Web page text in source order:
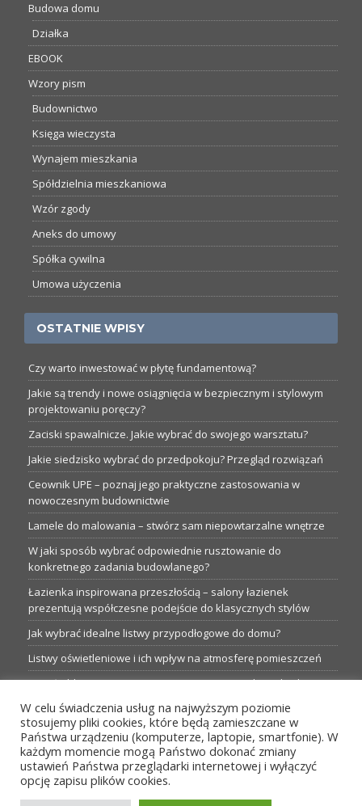
Budowa domu
Działka
EBOOK
Wzory pism
Budownictwo
Księga wieczysta
Wynajem mieszkania
Spółdzielnia mieszkaniowa
Wzór zgody
Aneks do umowy
Spółka cywilna
Umowa użyczenia
OSTATNIE WPISY
Czy warto inwestować w płytę fundamentową?
Jakie są trendy i nowe osiągnięcia w bezpiecznym i stylowym
projektowaniu poręczy?
Zaciski spawalnicze. Jakie wybrać do swojego warsztatu?
Jakie siedzisko wybrać do przedpokoju? Przegląd rozwiązań
Ceownik UPE – poznaj jego praktyczne zastosowania w
nowoczesnym budownictwie
Lamele do malowania – stwórz sam niepowtarzalne wnętrze
W jaki sposób wybrać odpowiednie rusztowanie do
konkretnego zadania budowlanego?
Łazienka inspirowana przeszłością – salony łazienek
prezentują współczesne podejście do klasycznych stylów
Jak wybrać idealne listwy przypodłogowe do domu?
Listwy oświetleniowe i ich wpływ na atmosferę pomieszczeń
Garaże blaszane: Nieocenione magazyny podczas budowy
Profesjonalne hurtownie dla każdego budowlańca i instalatora
Proste metamorfozy aranżacji w łazience: 5 praktycznych
pomysłów
W celu świadczenia usług na najwyższym poziomie
stosujemy pliki cookies, które będą zamieszczane w
Państwa urządzeniu (komputerze, laptopie, smartfonie). W
każdym momencie mogą Państwo dokonać zmiany
ustawień Państwa przeglądarki internetowej i wyłączyć
opcję zapisu plików cookies.